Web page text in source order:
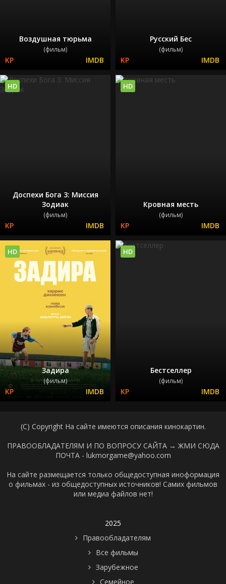
Воздушная тюрьма
(фильм)
Русский Бес
(фильм)
Доспехи Бога 3: Миссия
Зодиак
(фильм)
HD
Кровная месть
(фильм)
HD
Задира
(фильм)
HD
Бестселлер
(фильм)
HD
(C) Copyright На сайте имеются описания кинокартин.
ПРАВООБЛАДАТЕЛЯМ И ПО ВОПРОСУ САЙТА → ЖМИ СЮДА
ПОЧТА - lukmorgame@yahoo.com
На сайте размещается только общедоступная иноформация
о фильмах - из общедоступных источников! Самих фильмов
или медиа файлов нет!
2025
Правообладателям
Все фильмы
Зарубежное
Семейное